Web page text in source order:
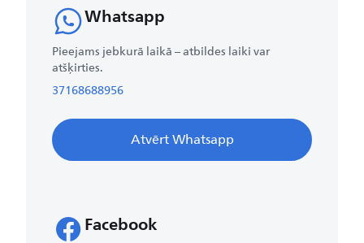
Whatsapp
Pieejams jebkurā laikā – atbildes laiki var
atšķirties.
37168688956
Atvērt Whatsapp
Facebook